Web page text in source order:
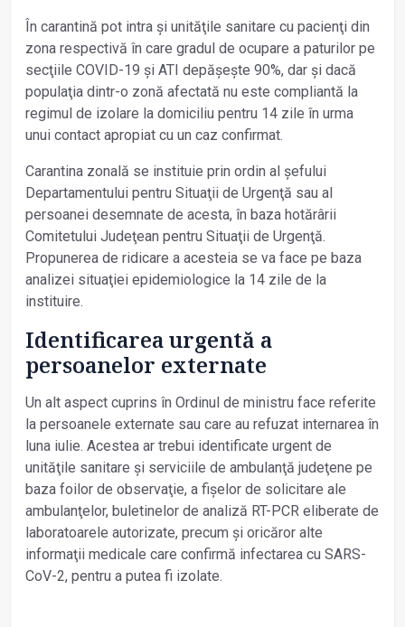
În carantină pot intra și unităţile sanitare cu pacienţi din
zona respectivă în care gradul de ocupare a paturilor pe
secţiile COVID-19 și ATI depășește 90%, dar și dacă
populaţia dintr-o zonă afectată nu este compliantă la
regimul de izolare la domiciliu pentru 14 zile în urma
unui contact apropiat cu un caz confirmat.
Carantina zonală se instituie prin ordin al șefului
Departamentului pentru Situaţii de Urgenţă sau al
persoanei desemnate de acesta, în baza hotărârii
Comitetului Judeţean pentru Situaţii de Urgenţă.
Propunerea de ridicare a acesteia se va face pe baza
analizei situaţiei epidemiologice la 14 zile de la
instituire.
Identificarea urgentă a
persoanelor externate
Un alt aspect cuprins în Ordinul de ministru face referite
la persoanele externate sau care au refuzat internarea în
luna iulie. Acestea ar trebui identificate urgent de
unităţile sanitare și serviciile de ambulanţă judeţene pe
baza foilor de observaţie, a fișelor de solicitare ale
ambulanţelor, buletinelor de analiză RT-PCR eliberate de
laboratoarele autorizate, precum și oricăror alte
informaţii medicale care confirmă infectarea cu SARS-
CoV-2, pentru a putea fi izolate.